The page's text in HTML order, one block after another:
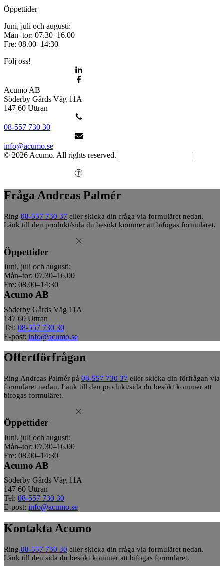
Öppettider
Juni, juli och augusti:
Mån–tor: 07.30–16.00
Fre: 08.00–14:30
Följ oss!
Acumo AB
Söderby Gårds Väg 11A
147 60 Uttran
08-557 730 30
info@acumo.se
© 2026 Acumo. All rights reserved. |
|
Fråga Andreas Palmér
Ring 08-557 730 37 eller skicka din fråga via formuläret nedan.
Länk till den produkt/sida du besökt kommer att bifogas formuläret.
Öppettider
Juni, juli och augusti:
Mån–tor: 07.30–16.00
Fre: 08.00–14:30
Acumo AB
Söderby Gårds Väg 11A
147 60 Uttran
Tel: 08-557 730 30
E-post: info@acumo.se
Offertförfrågan
Ring Andreas Palmér på 08-557 730 37 eller skicka din förfrågan via
formuläret nedan. Länk till den produkt/sida du besökt kommer att
bifogas formuläret.
Öppettider
Juni, juli och augusti:
Mån–tor: 07.30–16.00
Fre: 08.00–14:30
Acumo AB
Söderby Gårds Väg 11A
147 60 Uttran
Tel: 08-557 730 30
E-post: info@acumo.se
Kontakta Acumo
Ring 08-557 730 30 eller skicka din fråga via formuläret nedan.
Länk till den sida du besökt kommer att bifogas formuläret.